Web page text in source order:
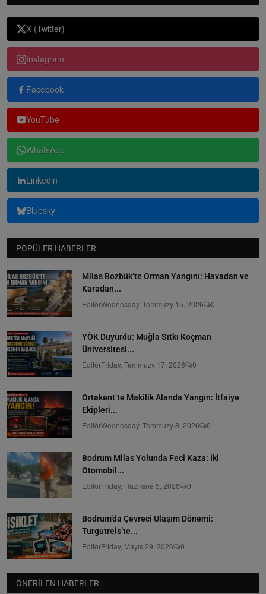
X (Twitter)
Instagram
Facebook
YouTube
WhatsApp
Linkedin
Bluesky
POPÜLER HABERLER
Milas Bozbük’te Orman Yangını: Havadan ve
Karadan...
EditörWednesday, Temmuzy 15, 2026 0
YÖK Duyurdu: Muğla Sıtkı Koçman
Üniversitesi...
EditörFriday, Temmuzy 17, 2026 0
Ortakent’te Makilik Alanda Yangın: İtfaiye
Ekipleri...
EditörWednesday, Temmuzy 8, 2026 0
Bodrum Milas Yolunda Feci Kaza: İki
Otomobil...
EditörFriday, Hazirane 5, 2026 0
Bodrum’da Çevreci Ulaşım Dönemi:
Turgutreis’te...
EditörFriday, Mayıs 29, 2026 0
ÖNERILEN HABERLER